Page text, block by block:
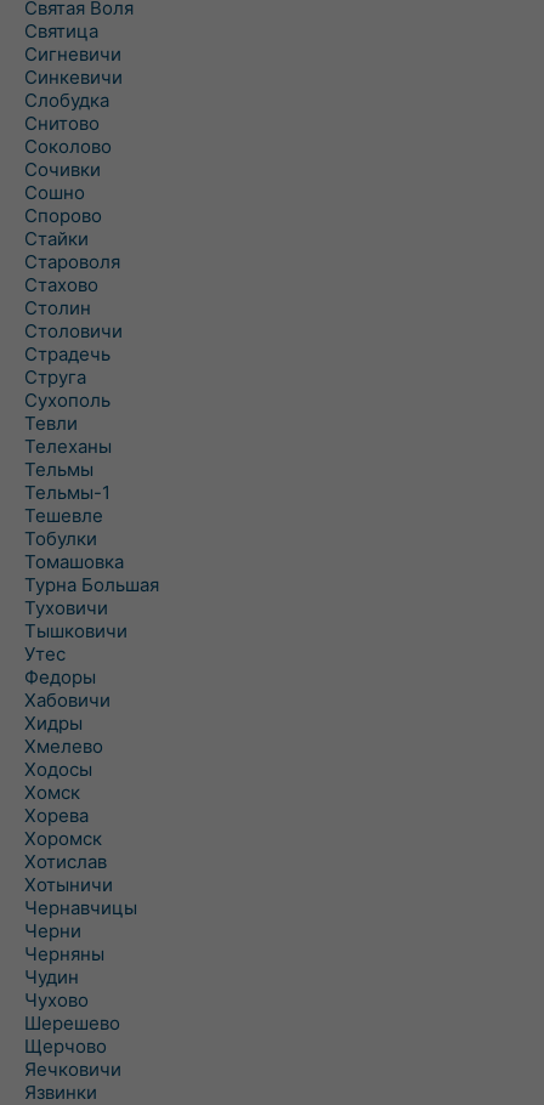
Святая Воля
Святица
Сигневичи
Синкевичи
Слобудка
Снитово
Соколово
Сочивки
Сошно
Спорово
Стайки
Староволя
Стахово
Столин
Столовичи
Страдечь
Струга
Сухополь
Тевли
Телеханы
Тельмы
Тельмы-1
Тешевле
Тобулки
Томашовка
Турна Большая
Туховичи
Тышковичи
Утес
Федоры
Хабовичи
Хидры
Хмелево
Ходосы
Хомск
Хорева
Хоромск
Хотислав
Хотыничи
Чернавчицы
Черни
Черняны
Чудин
Чухово
Шерешево
Щерчово
Яечковичи
Язвинки